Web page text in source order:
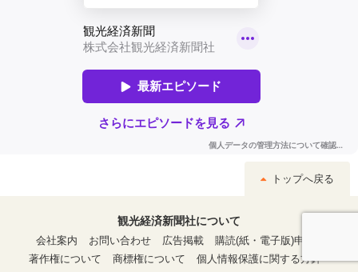
トップへ戻る
観光経済新聞社について
会社案内
お問い合わせ 広告掲載
購読(紙・電子版)申込
著作権について
商標権について
個人情報保護に関する方針